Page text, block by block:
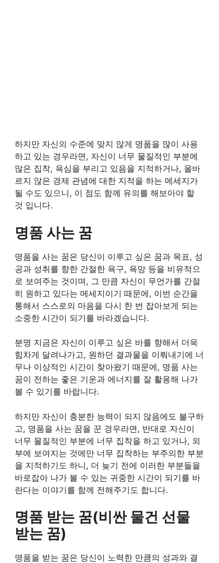
하지만 자신의 수준에 맞지 않게 명품을 많이 사용
하고 있는 경우라면, 자신이 너무 물질적인 부분에
많은 집착, 욕심을 부리고 있음을 지적하거나, 올바
르지 않은 경제 관념에 대한 지적을 하는 메세지가
될 수도 있으니, 이 점도 함께 유의를 해보아야 할
것 입니다.
명품 사는 꿈
명품을 사는 꿈은 당신이 이루고 싶은 꿈과 목표, 성
공과 성취를 향한 간절한 욕구, 욕망 등을 비유적으
로 보여주는 것이며, 그 만큼 자신이 무언가를 간절
히 원하고 있다는 메세지이기 때문에, 이번 순간을
통해서 스스로의 마음을 다시 한 번 잡아보게 되는
소중한 시간이 되기를 바라겠습니다.
분명 지금은 자신이 이루고 싶은 바를 향해서 더욱
힘차게 달려나가고, 원하던 결과물을 이뤄내기에 너
무나 이상적인 시간이 찾아왔기 때문에, 명품 사는
꿈이 전하는 좋은 기운과 에너지를 잘 활용해 나가
볼 수 있기를 바랍니다.
하지만 자신이 충분한 능력이 되지 않음에도 불구하
고, 명품을 사는 꿈을 꾼 경우라면, 반대로 자신이
너무 물질적인 부분에 너무 집착을 하고 있거나, 외
부에 보여지는 것에만 너무 집착하는 부주의한 부분
을 지적하기도 하니, 더 늦기 전에 이러한 부분들을
바로잡아 나가 볼 수 있는 귀중한 시간이 되기를 바
란다는 이야기를 함께 전해주기도 합니다.
명품 받는 꿈(비싼 물건 선물
받는 꿈)
명품을 받는 꿈은 당신이 노력한 만큼의 성과와 결